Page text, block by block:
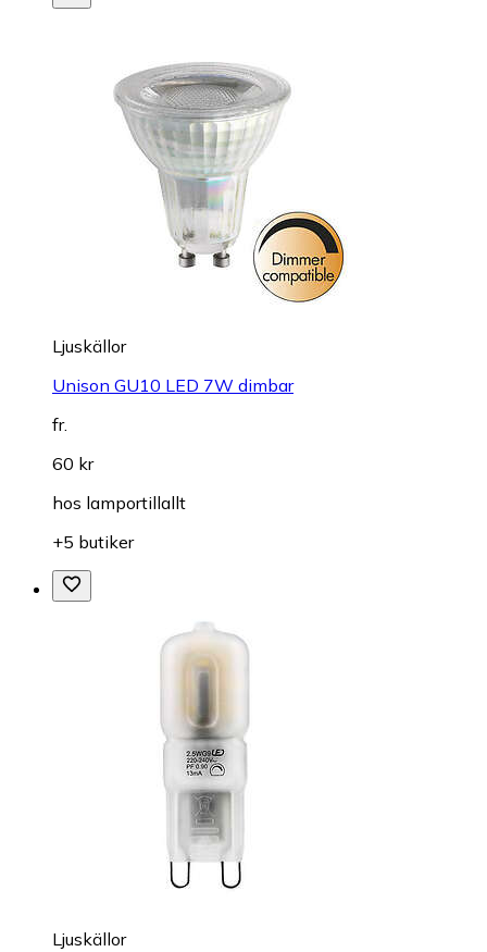
Ljuskällor
Unison GU10 LED 7W dimbar
fr.
60 kr
hos lamportillallt
+5 butiker
Ljuskällor